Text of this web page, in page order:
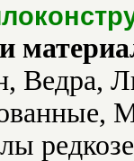
Ведра,